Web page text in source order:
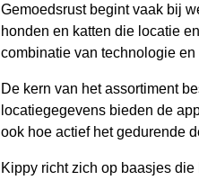
Gemoedsrust begint vaak bij
honden en katten die locatie
combinatie van technologie
De kern van het assortiment
locatiegegevens bieden de
ook hoe actief het gedurende
Kippy richt zich op baasjes